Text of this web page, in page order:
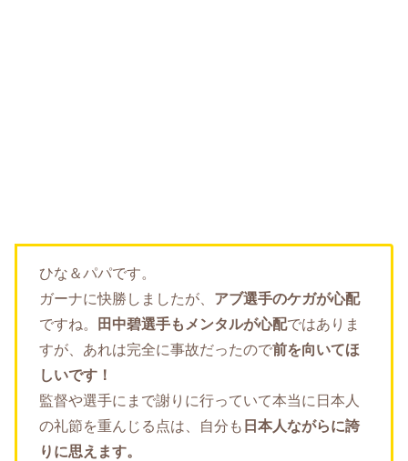
ひな＆パパです。
ガーナに快勝しましたが、 アブ選手のケガが心配
ですね。
田中碧選手もメンタルが心配ではありま
すが、あれは完全に事故だったので前を向いてほ
しいです！
監督や選手にまで謝りに行っていて本当に日本人
の礼節を重んじる点は、自分も 日本人ながらに誇
りに思えます。